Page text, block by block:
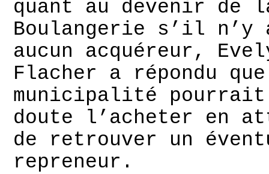
quant au devenir de
Boulangerie s’il n’y
aucun acquéreur,
Flacher a répondu
municipalité pourrait
doute l’acheter en
de retrouver un
repreneur.